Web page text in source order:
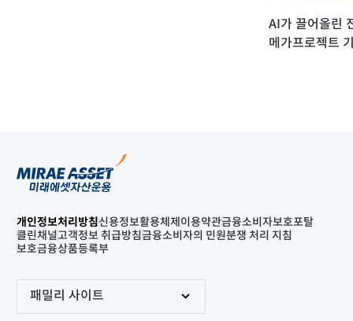
AI가 끌어올린
메가프로젝트
개인정보처리방침신용정보활용체제 이용약관금융소비자보호포탈
클린채널고객정보 취급방침금융소비자의 민원분쟁 처리 지침
보호금융상품등록부
패밀리 사이트